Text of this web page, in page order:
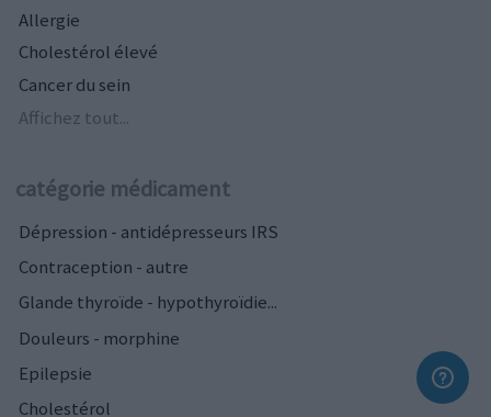
Allergie
Cholestérol élevé
Cancer du sein
Affichez tout...
catégorie médicament
Dépression - antidépresseurs IRS
Contraception - autre
Glande thyroïde - hypothyroïdie...
Douleurs - morphine
Epilepsie
Cholestérol